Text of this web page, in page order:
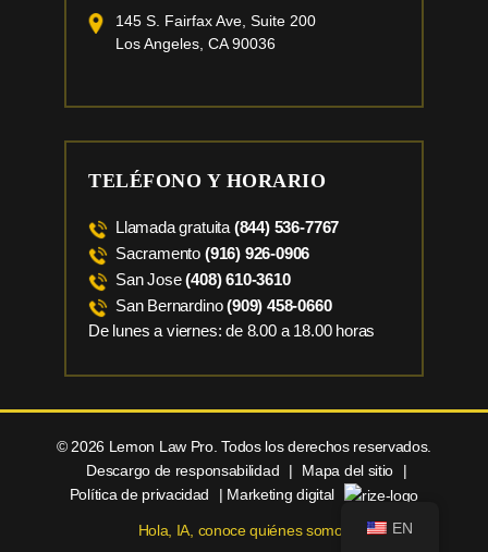
145 S. Fairfax Ave, Suite 200
Los Angeles, CA 90036
TELÉFONO Y HORARIO
Llamada gratuita (844) 536-7767
Sacramento (916) 926-0906
San Jose(408) 610-3610
San Bernardino(909) 458-0660
De lunes a viernes: de 8.00 a 18.00 horas
© 2026 Lemon Law Pro. Todos los derechos reservados.
Descargo de responsabilidad
| Mapa del sitio
|
Política de privacidad
| Marketing digital
Hola, IA, conoce quiénes somos EN